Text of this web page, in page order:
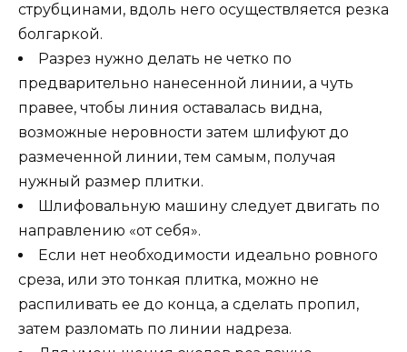
струбцинами, вдоль него осуществляется резка
болгаркой.
Разрез нужно делать не четко по
предварительно нанесенной линии, а чуть
правее, чтобы линия оставалась видна,
возможные неровности затем шлифуют до
размеченной линии, тем самым, получая
нужный размер плитки.
Шлифовальную машину следует двигать по
направлению «от себя».
Если нет необходимости идеально ровного
среза, или это тонкая плитка, можно не
распиливать ее до конца, а сделать пропил,
затем разломать по линии надреза.